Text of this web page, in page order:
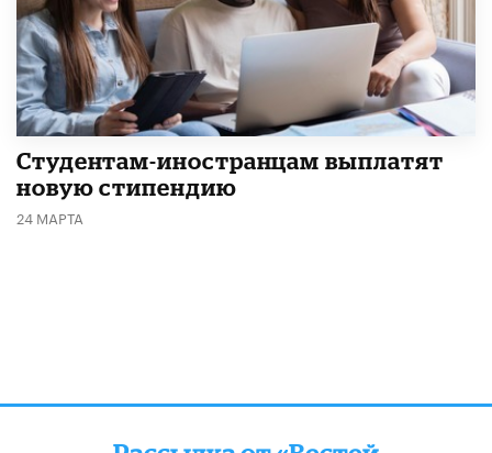
Студентам-иностранцам выплатят
новую стипендию
24 МАРТА